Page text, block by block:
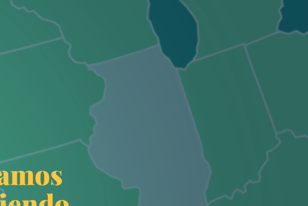
Explora oportunidades